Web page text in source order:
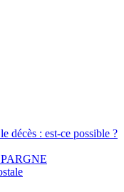
décès : est-ce possible ?